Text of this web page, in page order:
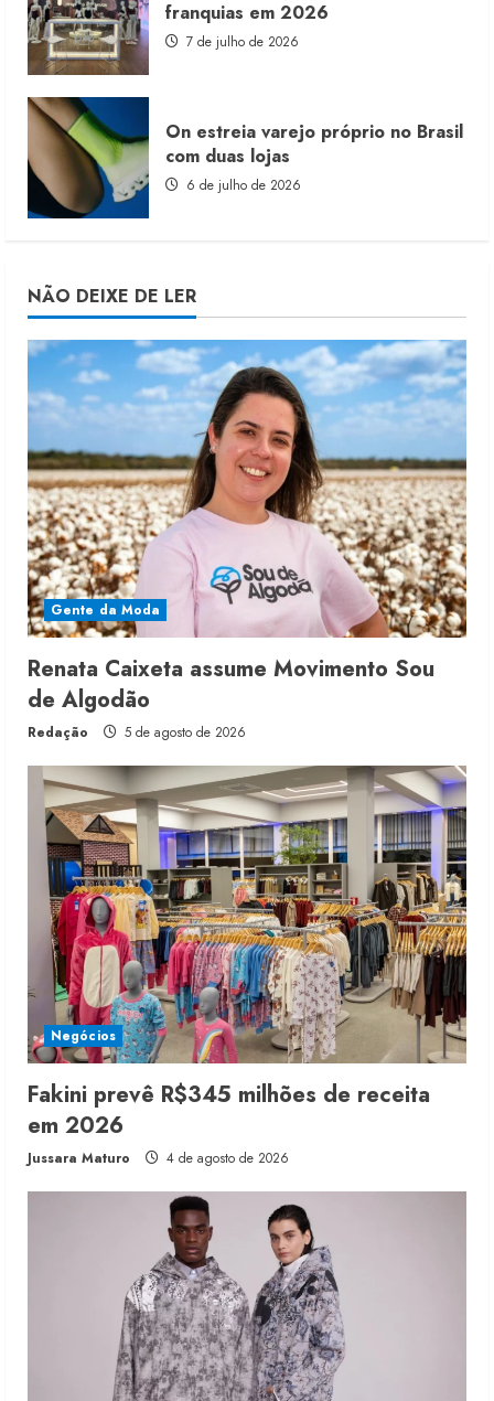
franquias em 2026
7 de julho de 2026
On estreia varejo próprio no Brasil
com duas lojas
6 de julho de 2026
NÃO DEIXE DE LER
Gente da Moda
Renata Caixeta assume Movimento Sou
de Algodão
Redação 5 de agosto de 2026
Negócios
Fakini prevê R$345 milhões de receita
em 2026
Jussara Maturo 4 de agosto de 2026